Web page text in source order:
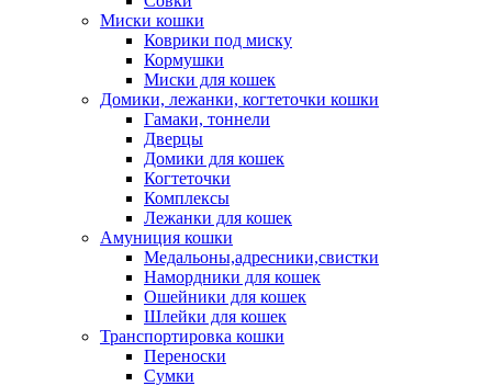
Миски кошки
Коврики под миску
Кормушки
Миски для кошек
Домики, лежанки, когтеточки кошки
Гамаки, тоннели
Дверцы
Домики для кошек
Когтеточки
Комплексы
Лежанки для кошек
Амуниция кошки
Медальоны,адресники,свистки
Намордники для кошек
Ошейники для кошек
Шлейки для кошек
Транспортировка кошки
Переноски
Сумки